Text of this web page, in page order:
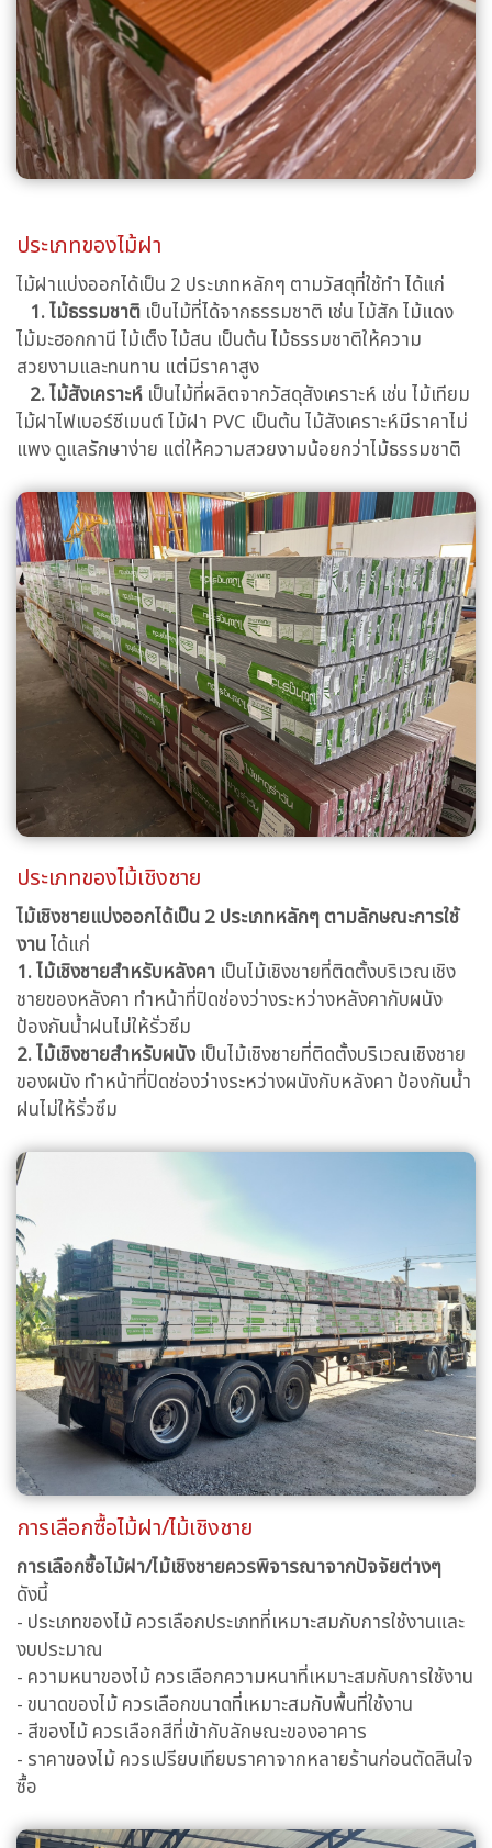
ประเภทของไม้ฝา
ไม้ฝาแบ่งออกได้เป็น 2 ประเภทหลักๆ ตามวัสดุที่ใช้ทำ ได้แก่
1. ไม้ธรรมชาติ เป็นไม้ที่ได้จากธรรมชาติ เช่น ไม้สัก ไม้แดง
ไม้มะฮอกกานี ไม้เต็ง ไม้สน เป็นต้น ไม้ธรรมชาติให้ความ
สวยงามและทนทาน แต่มีราคาสูง
2. ไม้สังเคราะห์ เป็นไม้ที่ผลิตจากวัสดุสังเคราะห์ เช่น ไม้เทียม
ไม้ฝาไฟเบอร์ซีเมนต์ ไม้ฝา PVC เป็นต้น ไม้สังเคราะห์มีราคาไม่
แพง ดูแลรักษาง่าย แต่ให้ความสวยงามน้อยกว่าไม้ธรรมชาติ
ประเภทของไม้เชิงชาย
ไม้เชิงชายแบ่งออกได้เป็น 2 ประเภทหลักๆ ตามลักษณะการใช้
งานได้แก่
1. ไม้เชิงชายสำหรับหลังคา เป็นไม้เชิงชายที่ติดตั้งบริเวณเชิง
ชายของหลังคา ทำหน้าที่ปิดช่องว่างระหว่างหลังคากับผนัง
ป้องกันน้ำฝนไม่ให้รั่วซึม
2. ไม้เชิงชายสำหรับผนังเป็นไม้เชิงชายที่ติดตั้งบริเวณเชิงชาย
ของผนัง ทำหน้าที่ปิดช่องว่างระหว่างผนังกับหลังคา ป้องกันน้ำ
ฝนไม่ให้รั่วซึม
การเลือกซื้อไม้ฝา/ไม้เชิงชาย
การเลือกซื้อไม้ฝา/ไม้เชิงชายควรพิจารณาจากปัจจัยต่างๆ
ดังนี้
- ประเภทของไม้ ควรเลือกประเภทที่เหมาะสมกับการใช้งานและ
งบประมาณ
- ความหนาของไม้ ควรเลือกความหนาที่เหมาะสมกับการใช้งาน
- ขนาดของไม้ ควรเลือกขนาดที่เหมาะสมกับพื้นที่ใช้งาน
- สีของไม้ ควรเลือกสีที่เข้ากับลักษณะของอาคาร
- ราคาของไม้ ควรเปรียบเทียบราคาจากหลายร้านก่อนตัดสินใจ
ซื้อ